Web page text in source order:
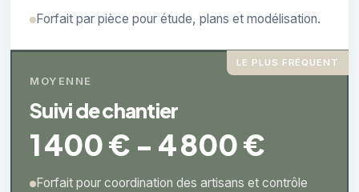
Forfait par pièce pour étude, plans et modélisation.
LE PLUS FRÉQUENT
MOYENNE
Suivi de chantier
1 400 € - 4 800 €
Forfait pour coordination des artisans et contrôle